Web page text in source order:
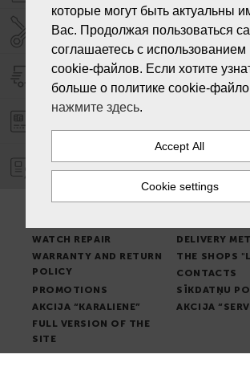
SERVICE CENTER "LAIKS"
DELIVERY
WARRANTY
PLACE OF ISSUE OF
TERMS &
WATCH REPAIR
DELIVERY
WARRANTY AND RETURN
POLICY
THE SHOPS
CONTACTS
PROMOTIONS
SĪKDATŅU
AKCIJA “KARALIENE”
AKCIJA
FULL VERSION OF THE
SITE
которые могут быть актуальны
Вас. Продолжая пользоваться
соглашаетесь с
cookie-файлов. Если хотите
больше о политике cookie-
нажмите здесь.